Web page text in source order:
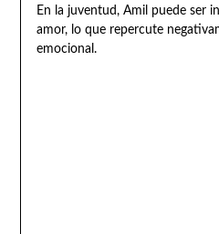
En la juventud, Amil puede ser
amor, lo que repercute
emocional.